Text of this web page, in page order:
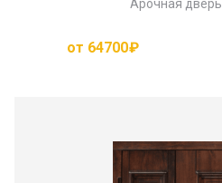
Арочная дверь
от 64700₽